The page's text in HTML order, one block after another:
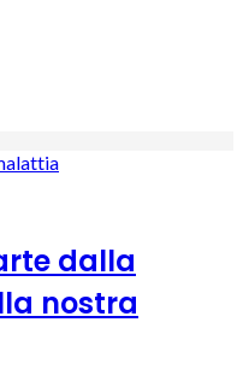
dalla
nostra